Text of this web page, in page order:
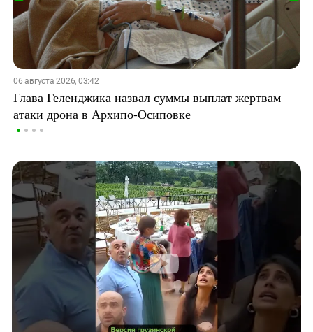
06 августа 2026, 03:42
Глава Геленджика назвал суммы выплат жертвам
атаки дрона в Архипо-Осиповке